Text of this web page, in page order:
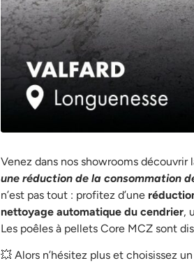
Venez dans nos showrooms découvrir
une réduction de la consommation
n’est pas tout : profitez d’une
nettoyage automatique du cendrier,
Les poêles à pellets Core MCZ sont
💥 Alors n’hésitez plus et choisissez